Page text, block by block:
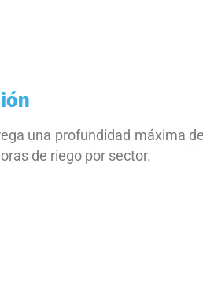
una profundidad máxima
de riego por sector.